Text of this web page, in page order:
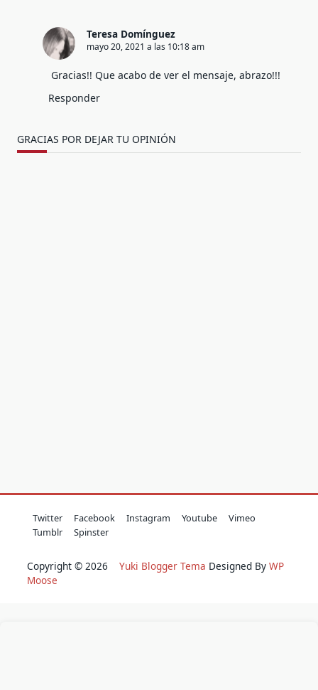
Teresa Domínguez
mayo 20, 2021 a las 10:18 am
Gracias!! Que acabo de ver el mensaje, abrazo!!!
Responder
GRACIAS POR DEJAR TU OPINIÓN
Twitter Facebook Instagram Youtube
Vimeo
Tumblr
Spinster
Copyright © 2026 Yuki Blogger Tema Designed By WP
Moose